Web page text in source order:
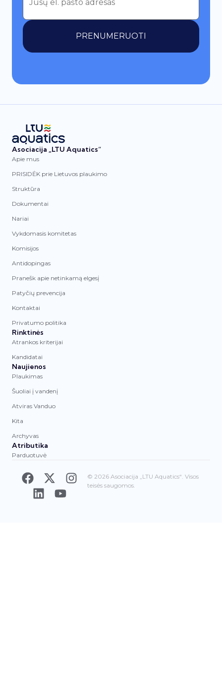
PRENUMERUOTI
Asociacija „LTU Aquatics“
Apie mus
PRISIDĖK prie Lietuvos plaukimo
Struktūra
Dokumentai
Nariai
Vykdomasis komitetas
Komisijos
Antidopingas
Pranešk apie netinkamą elgesį
Patyčių prevencija
Kontaktai
Privatumo politika
Rinktinės
Atrankos kriterijai
Kandidatai
Naujienos
Plaukimas
Šuoliai į vandenį
Atviras Vanduo
Kita
Archyvas
Atributika
Parduotuvė
© 2026 Asociacija „LTU Aquatics“. Visos
teisės saugomos.